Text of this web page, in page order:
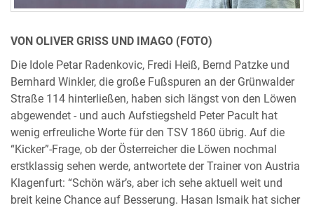
VON OLIVER GRISS UND IMAGO (FOTO)
Die Idole Petar Radenkovic, Fredi Heiß, Bernd Patzke und
Bernhard Winkler, die große Fußspuren an der Grünwalder
Straße 114 hinterließen, haben sich längst von den Löwen
abgewendet - und auch Aufstiegsheld Peter Pacult hat
wenig erfreuliche Worte für den TSV 1860 übrig. Auf die
“Kicker”-Frage, ob der Österreicher die Löwen nochmal
erstklassig sehen werde, antwortete der Trainer von Austria
Klagenfurt: “Schön wär’s, aber ich sehe aktuell weit und
breit keine Chance auf Besserung. Hasan Ismaik hat sicher